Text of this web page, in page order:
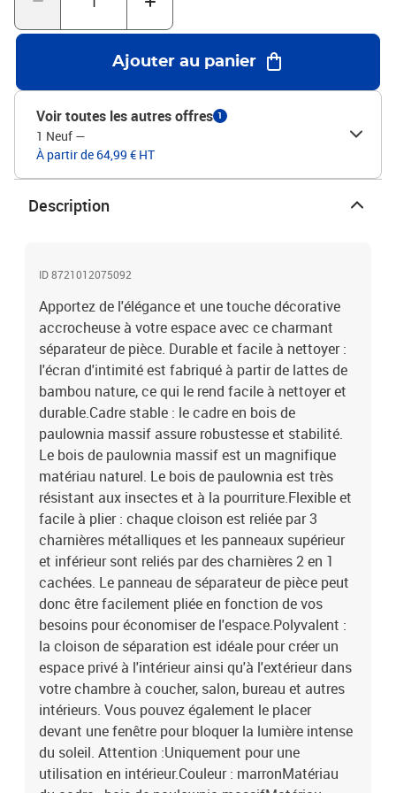
intérieurs. Vous pouvez également le placer devant une fenêtre
pour bloquer la lumière intense du soleil. Attention :Uniquement
pour une utilisation en intérieur.Couleur : marronMatériau du
cadre : bois de paulownia massifMatériau intérieur :
bambouDimensions lorsqu'il est déplié : 105-110 x 160 cm (l x
H)Taille du panneau (chacun) : 40 x 160 mm (l x H)Épaisseur : 16
mmNombre de panneaux : 3Uniquement pour une utilisation en
intérieurAssemblage requis : oui
Ajouter au panier
Voir toutes les autres offres 1
1 Neuf —
À partir de 64,99 € HT
Description
ID 8721012075092
Apportez de l'élégance et une touche décorative
accrocheuse à votre espace avec ce charmant
séparateur de pièce. Durable et facile à nettoyer :
l'écran d'intimité est fabriqué à partir de lattes de
bambou nature, ce qui le rend facile à nettoyer et
durable.Cadre stable : le cadre en bois de
paulownia massif assure robustesse et stabilité.
Le bois de paulownia massif est un magnifique
matériau naturel. Le bois de paulownia est très
résistant aux insectes et à la pourriture.Flexible et
facile à plier : chaque cloison est reliée par 3
charnières métalliques et les panneaux supérieur
et inférieur sont reliés par des charnières 2 en 1
cachées. Le panneau de séparateur de pièce peut
donc être facilement pliée en fonction de vos
besoins pour économiser de l'espace.Polyvalent :
la cloison de séparation est idéale pour créer un
espace privé à l'intérieur ainsi qu'à l'extérieur dans
votre chambre à coucher, salon, bureau et autres
intérieurs. Vous pouvez également le placer
devant une fenêtre pour bloquer la lumière intense
du soleil. Attention :Uniquement pour une
utilisation en intérieur.Couleur : marronMatériau